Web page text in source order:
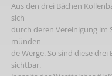
Aus den drei Bächen
sich
durch deren Vereinigung im
münden-
de Werge. So sind diese
sichtbar.